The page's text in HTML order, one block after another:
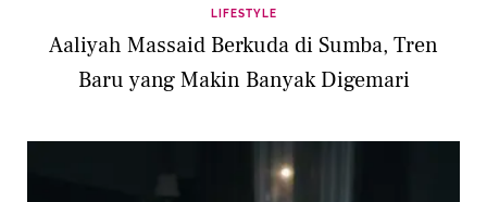
LIFESTYLE
Aaliyah Massaid Berkuda di Sumba, Tren
Baru yang Makin Banyak Digemari